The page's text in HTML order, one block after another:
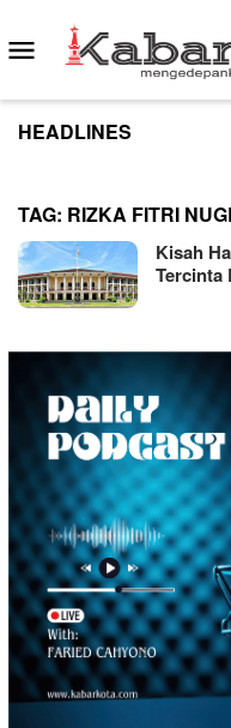
to
content
Mobile
Menu
HEADLINES
TAG: RIZKA FITRI
Kisah
Tercinta